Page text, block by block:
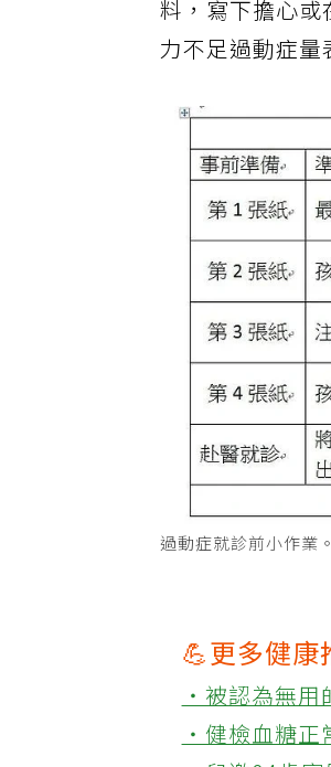
料，寫下擔心
力不足過動症量
過動症就診前小作業
💪更多健康
‧被認為無用
‧健檢血糖正